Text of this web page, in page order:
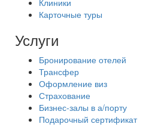
Клиники
Карточные туры
Услуги
Бронирование отелей
Трансфер
Оформление виз
Страхование
Бизнес-залы в а/порту
Подарочный сертификат